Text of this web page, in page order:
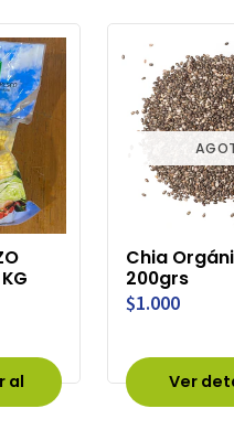
al
Chia
200grs
$1.000
Ver